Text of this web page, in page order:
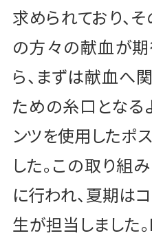
求められており、
の方々の献血が
ら、まずは献血へ
ための糸口となる
ンツを使用したポ
した。この取り組
に行われ、夏期は
生が担当しました